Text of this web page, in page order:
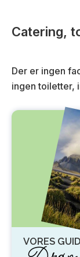
Catering,
Der er ingen
ingen toiletter,
VORES